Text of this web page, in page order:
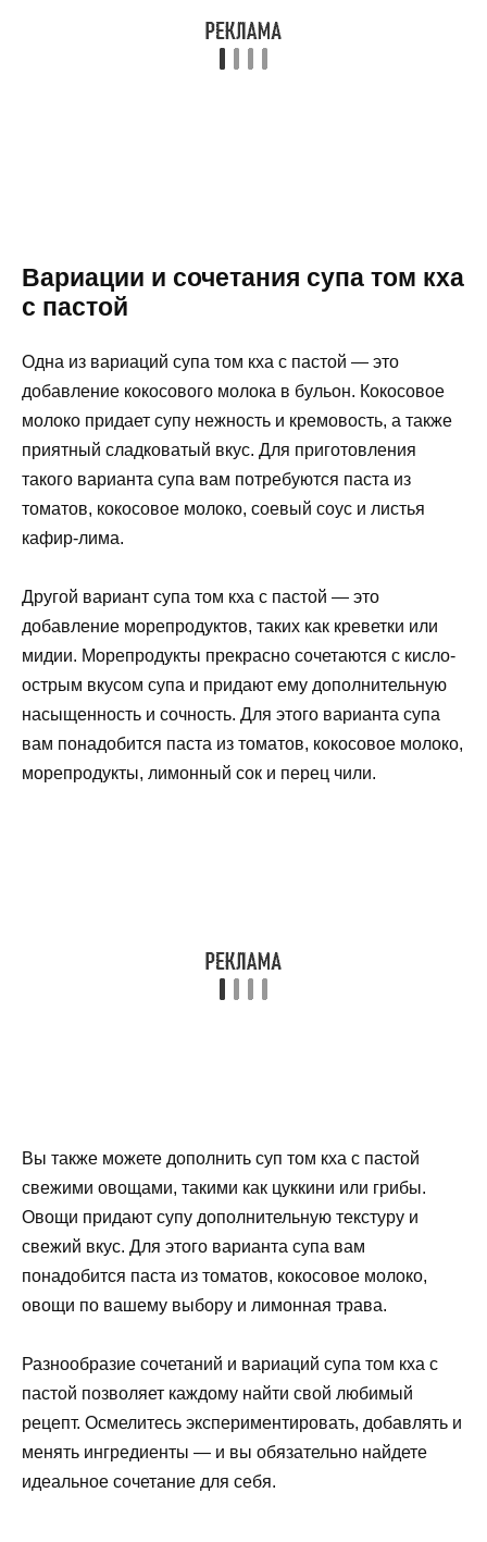
Вариации и сочетания супа том кха
с пастой
Одна из вариаций супа том кха с пастой — это
добавление кокосового молока в бульон. Кокосовое
молоко придает супу нежность и кремовость, а также
приятный сладковатый вкус. Для приготовления
такого варианта супа вам потребуются паста из
томатов, кокосовое молоко, соевый соус и листья
кафир-лима.
Другой вариант супа том кха с пастой — это
добавление морепродуктов, таких как креветки или
мидии. Морепродукты прекрасно сочетаются с кисло-
острым вкусом супа и придают ему дополнительную
насыщенность и сочность. Для этого варианта супа
вам понадобится паста из томатов, кокосовое молоко,
морепродукты, лимонный сок и перец чили.
Вы также можете дополнить суп том кха с пастой
свежими овощами, такими как цуккини или грибы.
Овощи придают супу дополнительную текстуру и
свежий вкус. Для этого варианта супа вам
понадобится паста из томатов, кокосовое молоко,
овощи по вашему выбору и лимонная трава.
Разнообразие сочетаний и вариаций супа том кха с
пастой позволяет каждому найти свой любимый
рецепт. Осмелитесь экспериментировать, добавлять и
менять ингредиенты — и вы обязательно найдете
идеальное сочетание для себя.